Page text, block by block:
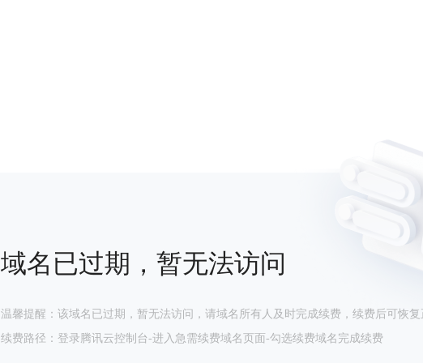
域名已过期，暂无法访问
温馨提醒：该域名已过期，暂无法访问，请域名所有人及时完成续费，续费后可恢复
续费路径：登录腾讯云控制台-进入急需续费域名页面-勾选续费域名完成续费